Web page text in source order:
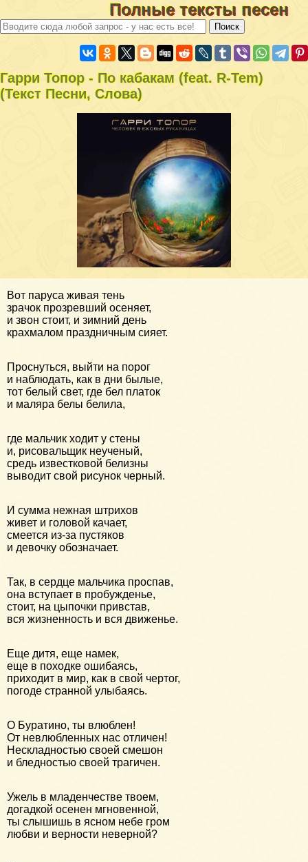
Полные тексты песен
Гарри Топор - По кабакам (feat. R-Tem)
(Текст Песни, Слова)
Вот паруса живая тень
зрачок прозревший осеняет,
и звон стоит, и зимний день
крахмалом праздничным сияет.
Проснуться, выйти на порог
и наблюдать, как в дни былые,
тот белый свет, где бел платок
и маляра белы белила,
где мальчик ходит у стены
и, рисовальщик неученый,
средь известковой белизны
выводит свой рисунок черный.
И сумма нежная штрихов
живет и головой качает,
смеется из-за пустяков
и девочку обозначает.
Так, в сердце мальчика проспав,
она вступает в пробужденье,
стоит, на цыпочки привстав,
вся жизненность и вся движенье.
Еще дитя, еще намек,
еще в походке ошибаясь,
приходит в мир, как в свой чертог,
погоде странной улыбаясь.
О Буратино, ты влюблен!
От невлюбленных нас отличен!
Нескладностью своей смешон
и бледностью своей трагичен.
Ужель в младенчестве твоем,
догадкой осенен мгновенной,
ты слышишь в ясном небе гром
любви и верности неверной?